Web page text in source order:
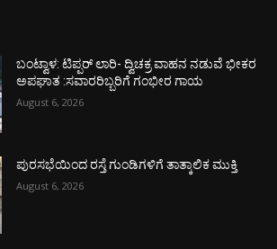
ಬಂಟ್ವಾಳ: ಟಿಪ್ಪರ್ ಲಾರಿ- ದ್ವಿಚಕ್ರ ವಾಹನ ನಡುವೆ ಭೀಕರ
ಅಪಘಾತ :ಸವಾರರಿಬ್ಬರಿಗೆ ಗಂಭೀರ ಗಾಯ
August 6, 2026
ಪುರಸಭೆಯಿಂದ ರಸ್ತೆ ಗುಂಡಿಗಳಿಗೆ ತಾತ್ಕಾಲಿಕ ಮುಕ್ತಿ
August 6, 2026